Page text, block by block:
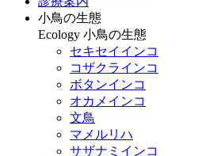
小鳥の生態
Ecology 小鳥の生態
セキセイインコ
コザクラインコ
ボタンインコ
オカメインコ
文鳥
マメルリハ
サザナミインコ